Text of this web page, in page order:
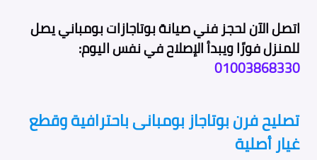
اتصل الآن لحجز فني صيانة بوتاجازات بومباني يصل
للمنزل فورًا ويبدأ الإصلاح في نفس اليوم:
01003868330
تصليح فرن بوتاجاز بومبانى باحترافية وقطع
غيار أصلية